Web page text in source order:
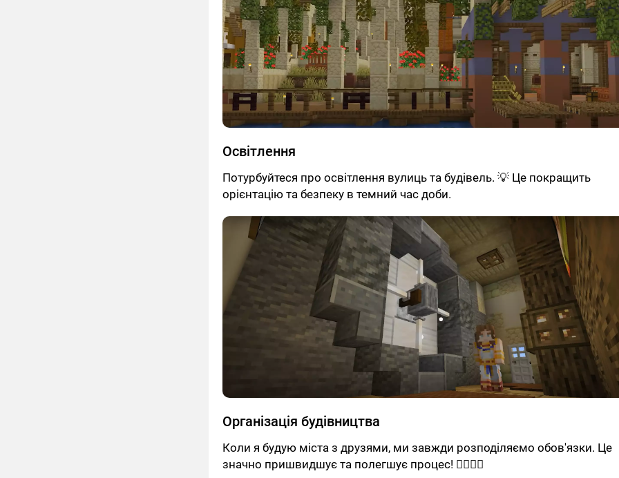
Освітлення
Потурбуйтеся про освітлення вулиць та будівель. 💡 Це покращить
орієнтацію та безпеку в темний час доби.
Організація будівництва
Коли я будую міста з друзями, ми завжди розподіляємо обов'язки. Це
значно пришвидшує та полегшує процес! 👷‍♂️👷‍♀️